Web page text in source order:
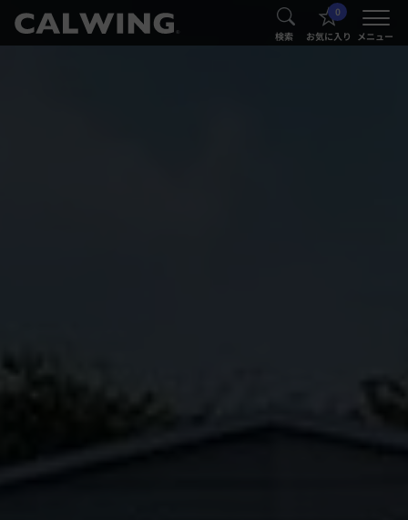
® 検索
0
お気に入り メニュー
®